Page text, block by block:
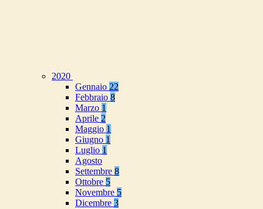
2020
Gennaio 22
Febbraio 8
Marzo 1
Aprile 2
Maggio 1
Giugno 1
Luglio 1
Agosto
Settembre 8
Ottobre 5
Novembre 5
Dicembre 3